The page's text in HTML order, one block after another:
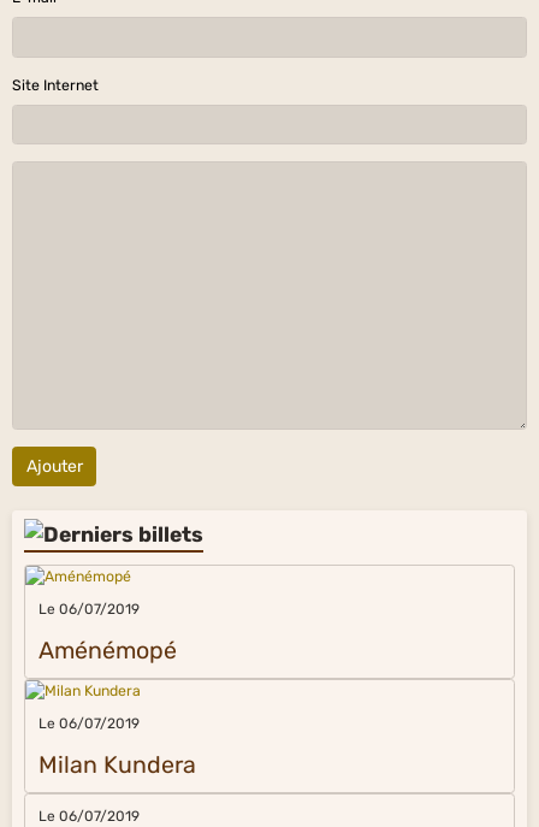
Site Internet
Ajouter
Le 06/07/2019
Aménémopé
Le 06/07/2019
Milan Kundera
Le 06/07/2019